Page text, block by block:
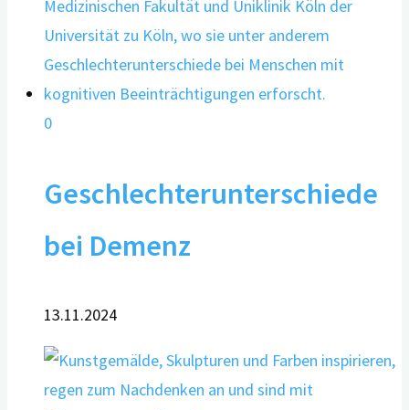
0
Geschlechterunterschiede
bei Demenz
13.11.2024